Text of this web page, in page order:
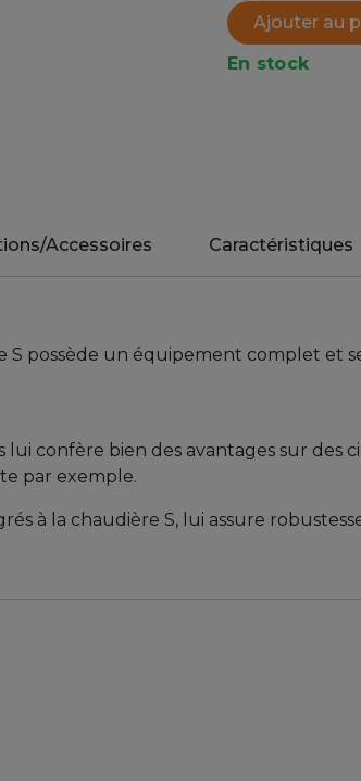
Ajouter au
En stock
Accessoires Caractéristiques
S possède un équipement complet
confère bien des avantages sur des
par exemple.
à la chaudière S, lui assure